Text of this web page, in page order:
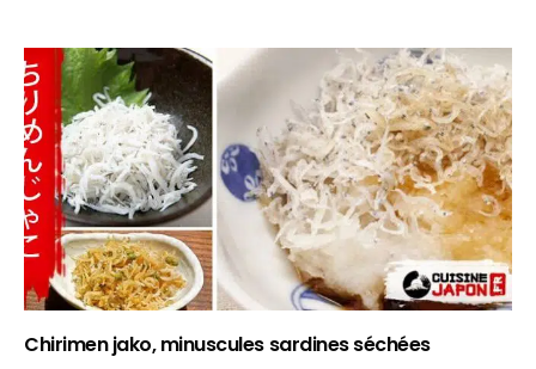
Chirimen jako, minuscules sardines séchées